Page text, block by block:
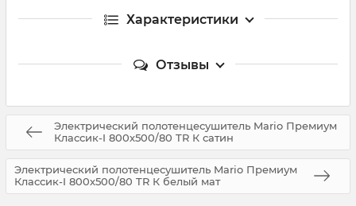
Характеристики
Отзывы
Электрический полотенцесушитель Mario Премиум
Классик-I 800х500/80 TR К сатин
Электрический полотенцесушитель Mario Премиум
Классик-I 800х500/80 TR К белый мат